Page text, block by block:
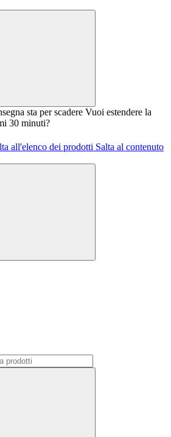
sta per scadere Vuoi estendere la
30 minuti?
all'elenco dei prodotti Salta al contenuto